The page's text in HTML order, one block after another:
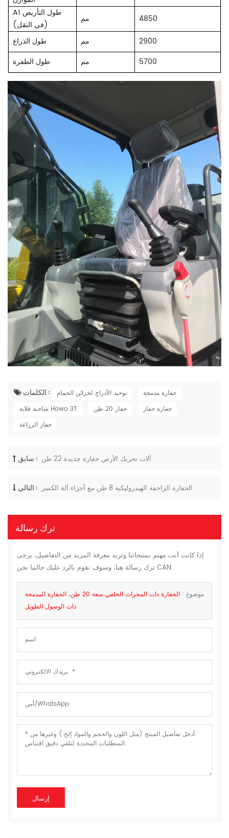
A1 طول التأريض
مم
4850
طول الذراع
مم
2900
طول الطفرة
مم 5700
الكلمات : توحيد الأدراج لخزائن الحمام
حفارة مدمجة
شاحنة قلابة Howo 3T
حفار 20 طن
حفارة حفار
حفار الزراعة
سابق : آلات تحريك الأرض حفارة جديدة 22 طن
التالي : الحفارة الزاحفة الهيدروليكية 8 طن مع أجزاء آلة الكسر
ترك رسالة
إذا كانت أنت مهتم بمنتجاتنا وتريد معرفة المزيد من التفاصيل، يرجى
ترك رسالة هنا، وسوف نقوم بالرد عليك حالما نحن CAN.
موضوع :
الحفارة ذات المحراث الخلفي سعة 20 طن، الحفارة المدمجة
ذات الوصول الطويل